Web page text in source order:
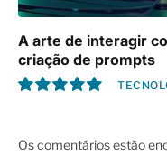
A arte de interagir
criação de prompts
Os comentários estão